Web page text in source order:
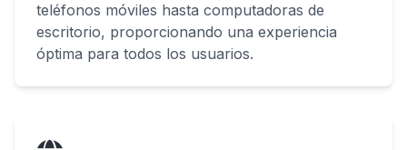
teléfonos móviles hasta computadoras de
escritorio, proporcionando una experiencia
óptima para todos los usuarios.